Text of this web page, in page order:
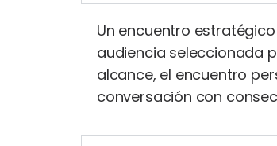
Un encuentro
audiencia seleccionada
alcance, el encuentro
conversación con